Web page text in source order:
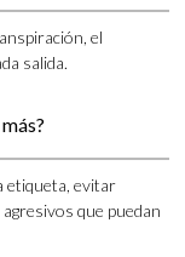
el
salida.
etiqueta, evitar
que puedan